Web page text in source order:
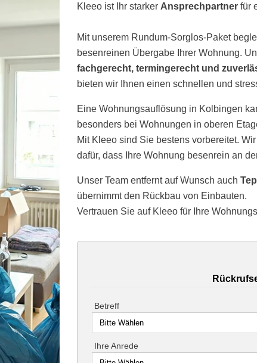
Kleeo ist Ihr starker Ansprechpartner für
Mit unserem Rundum-Sorglos-Paket
besenreinen Übergabe Ihrer Wohnung.
fachgerecht, termingerecht und
bieten wir Ihnen einen schnellen und
Eine Wohnungsauflösung in Kolbingen
besonders bei Wohnungen in oberen
Mit Kleeo sind Sie bestens vorbereitet.
dafür, dass Ihre Wohnung besenrein an
Unser Team entfernt auf Wunsch auch
übernimmt den Rückbau von Einbauten.
Vertrauen Sie auf Kleeo für Ihre
Betreff
Ihre Anrede